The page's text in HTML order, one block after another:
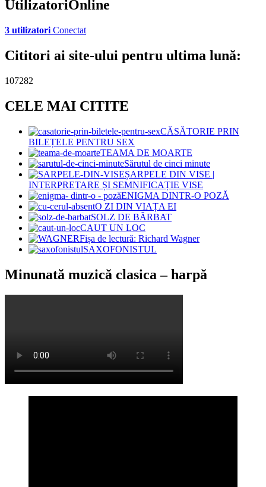
UtilizatoriOnline
3 utilizatori Conectat
Cititori ai site-ului pentru ultima lună:
107282
CELE MAI CITITE
CĂSĂTORIE PRIN
BILEȚELE PENTRU SEX
TEAMA DE MOARTE
Sărutul de cinci minute
ȘARPELE DIN VISE |
INTERPRETARE ȘI SEMNIFICAȚIE VISE
ENIGMA DINTR-O POZĂ
O ZI DIN VIAȚA EI
SOLZ DE BĂRBAT
CAUT UN LOC
Fișa de lectură: Richard Wagner
SAXOFONISTUL
Minunată muzică clasica – harpă